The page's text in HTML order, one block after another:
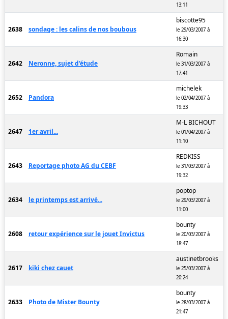
13:11
2638 sondage : les calins de nos boubous
biscotte95
le 29/03/2007 à
16:30
2642 Neronne, sujet d'étude
Romain
le 31/03/2007 à
17:41
2652 Pandora
michelek
le 02/04/2007 à
19:33
2647 1er avril...
M-L BICHOUT
le 01/04/2007 à
11:10
2643 Reportage photo AG du CEBF
REDKISS
le 31/03/2007 à
19:32
2634 le printemps est arrivé...
poptop
le 29/03/2007 à
11:00
2608 retour expérience sur le jouet Invictus
bounty
le 20/03/2007 à
18:47
2617 kiki chez cauet
austinetbrooks
le 25/03/2007 à
20:24
2633 Photo de Mister Bounty
bounty
le 28/03/2007 à
21:47